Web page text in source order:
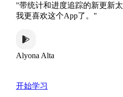
统计和进度追踪的新更新太棒了
喜欢这个App了。"
Alta
开始学习